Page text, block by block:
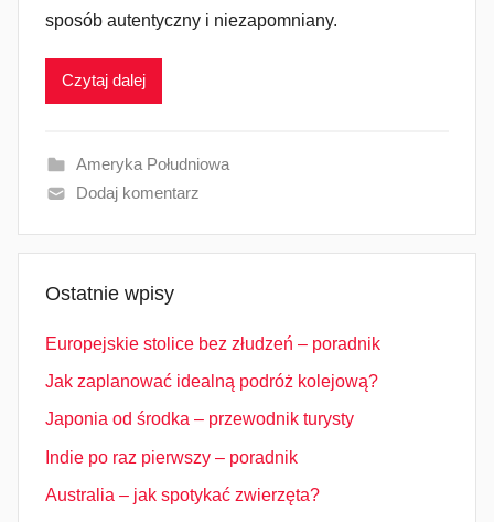
sposób autentyczny i niezapomniany.
Czytaj dalej
Ameryka Południowa
Dodaj komentarz
Ostatnie wpisy
Europejskie stolice bez złudzeń – poradnik
Jak zaplanować idealną podróż kolejową?
Japonia od środka – przewodnik turysty
Indie po raz pierwszy – poradnik
Australia – jak spotykać zwierzęta?